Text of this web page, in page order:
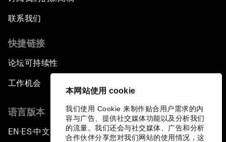
本网站使用 cookie
我们使用 Cookie 来制作贴合用户需求的内
容与广告、提供社交媒体功能以及分析我们
的流量。我们还会与社交媒体、广告和分析
合作伙伴分享您对我们网站的使用情况，这
联系我们
快捷链接
论坛可持续性
工作机会
语言版本
EN ▪ES▪中文▪ 日本語